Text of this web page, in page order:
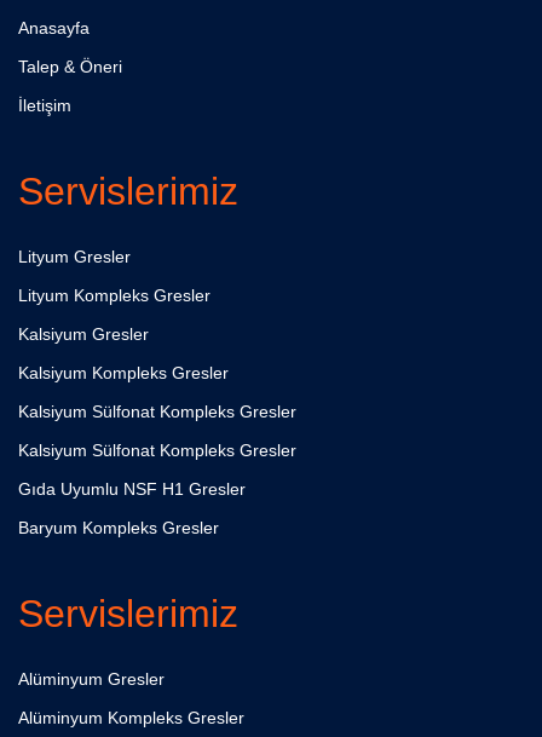
Anasayfa
Talep & Öneri
İletişim
Servislerimiz
Lityum Gresler
Lityum Kompleks Gresler
Kalsiyum Gresler
Kalsiyum Kompleks Gresler
Kalsiyum Sülfonat Kompleks Gresler
Kalsiyum Sülfonat Kompleks Gresler
Gıda Uyumlu NSF H1 Gresler
Baryum Kompleks Gresler
Servislerimiz
Alüminyum Gresler
Alüminyum Kompleks Gresler